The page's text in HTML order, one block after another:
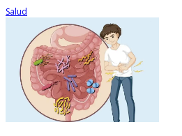
Salud